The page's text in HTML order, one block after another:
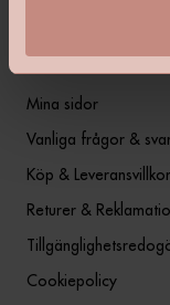
Information
Mina sidor
Vanliga frågor &
Köp & Leveransvillkor
Returer &
Cookiepolicy